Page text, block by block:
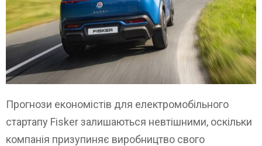
Прогнози економістів для електромобільного
стартапу Fisker залишаються невтішними, оскільки
компанія призупиняє виробництво свого